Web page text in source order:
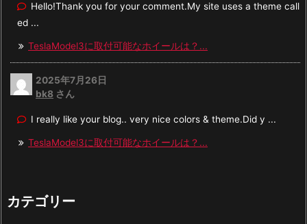
Hello!Thank you for your comment.My site uses a theme call
ed ...
TeslaModel3に取付可能なホイールは？...
2025年7月26日
bk8 さん
I really like your blog.. very nice colors & theme.Did y ...
TeslaModel3に取付可能なホイールは？...
カテゴリー